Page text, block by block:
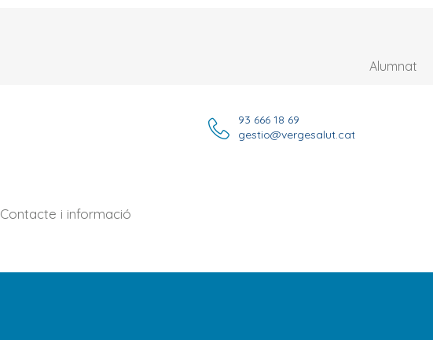
Alumnat
93 666 18 69
gestio@vergesalut.cat
Contacte i informació